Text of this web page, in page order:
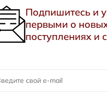
Подпишитесь и
первыми о
поступлениях и